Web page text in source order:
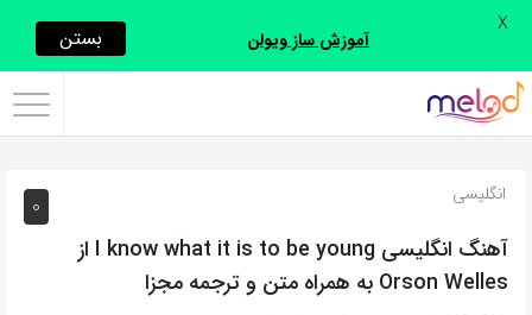
اشتراک
با
روش‌های
زیر
0 انگلیسی
آهنگ انگلیسی I know what it is to be young از
Orson Welles به همراه متن و ترجمه مجزا
آموزش ساز ویولن بستن X